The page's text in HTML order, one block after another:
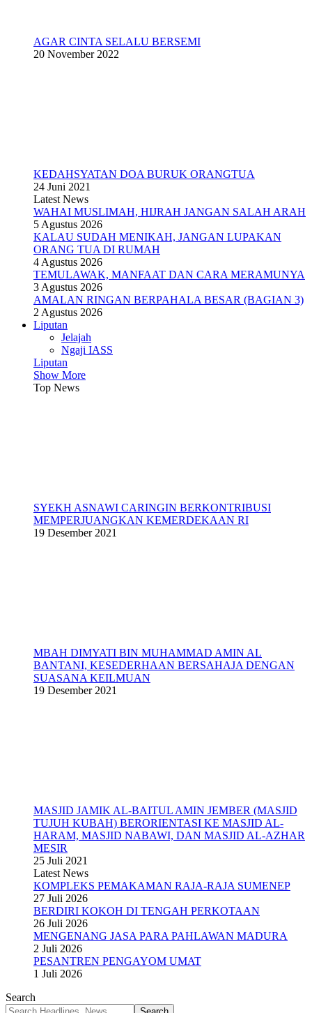
AGAR CINTA SELALU BERSEMI
20 November 2022
KEDAHSYATAN DOA BURUK ORANGTUA
24 Juni 2021
Latest News
WAHAI MUSLIMAH, HIJRAH JANGAN SALAH ARAH
5 Agustus 2026
KALAU SUDAH MENIKAH, JANGAN LUPAKAN
ORANG TUA DI RUMAH
4 Agustus 2026
TEMULAWAK, MANFAAT DAN CARA MERAMUNYA
3 Agustus 2026
AMALAN RINGAN BERPAHALA BESAR (BAGIAN 3)
2 Agustus 2026
Liputan
Jelajah
Ngaji IASS
Liputan
Show More
Top News
SYEKH ASNAWI CARINGIN BERKONTRIBUSI
MEMPERJUANGKAN KEMERDEKAAN RI
19 Desember 2021
MBAH DIMYATI BIN MUHAMMAD AMIN AL
BANTANI, KESEDERHAAN BERSAHAJA DENGAN
SUASANA KEILMUAN
19 Desember 2021
MASJID JAMIK AL-BAITUL AMIN JEMBER (MASJID
TUJUH KUBAH) BERORIENTASI KE MASJID AL-
HARAM, MASJID NABAWI, DAN MASJID AL-AZHAR
MESIR
25 Juli 2021
Latest News
KOMPLEKS PEMAKAMAN RAJA-RAJA SUMENEP
27 Juli 2026
BERDIRI KOKOH DI TENGAH PERKOTAAN
26 Juli 2026
MENGENANG JASA PARA PAHLAWAN MADURA
2 Juli 2026
PESANTREN PENGAYOM UMAT
1 Juli 2026
Search